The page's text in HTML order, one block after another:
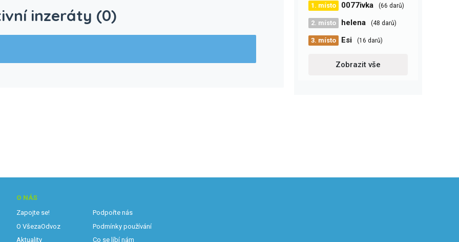
1. místo 0077ivka (66 darů)
2. místo helena (48 darů)
3. místo Esi (16 darů)
Zobrazit vše
inzeráty (0)
O NÁS
Zapojte se!
O VšezaOdvoz
Aktuality
Podpořte nás
Podmínky používání
Co se líbí nám